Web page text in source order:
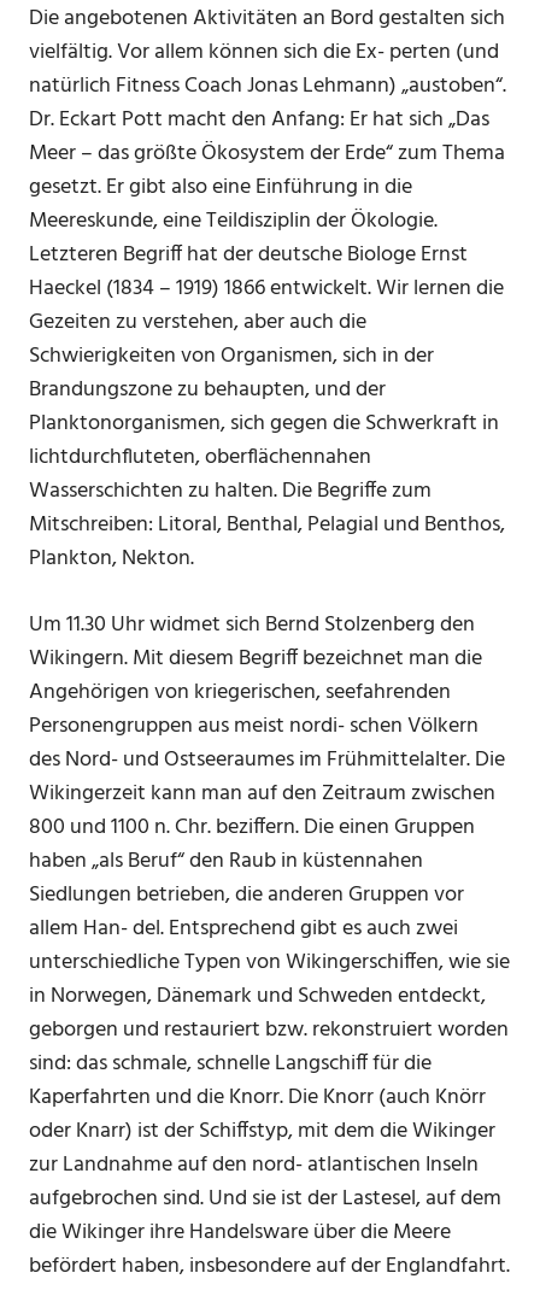
Die angebotenen Aktivitäten an Bord gestalten sich
vielfältig. Vor allem können sich die Ex- perten (und
natürlich Fitness Coach Jonas Lehmann) „austoben“.
Dr. Eckart Pott macht den Anfang: Er hat sich „Das
Meer – das größte Ökosystem der Erde“ zum Thema
gesetzt. Er gibt also eine Einführung in die
Meereskunde, eine Teildisziplin der Ökologie.
Letzteren Begriff hat der deutsche Biologe Ernst
Haeckel (1834 – 1919) 1866 entwickelt. Wir lernen die
Gezeiten zu verstehen, aber auch die
Schwierigkeiten von Organismen, sich in der
Brandungszone zu behaupten, und der
Planktonorganismen, sich gegen die Schwerkraft in
lichtdurchfluteten, oberflächennahen
Wasserschichten zu halten. Die Begriffe zum
Mitschreiben: Litoral, Benthal, Pelagial und Benthos,
Plankton, Nekton.
Um 11.30 Uhr widmet sich Bernd Stolzenberg den
Wikingern. Mit diesem Begriff bezeichnet man die
Angehörigen von kriegerischen, seefahrenden
Personengruppen aus meist nordi- schen Völkern
des Nord- und Ostseeraumes im Frühmittelalter. Die
Wikingerzeit kann man auf den Zeitraum zwischen
800 und 1100 n. Chr. beziffern. Die einen Gruppen
haben „als Beruf“ den Raub in küstennahen
Siedlungen betrieben, die anderen Gruppen vor
allem Han- del. Entsprechend gibt es auch zwei
unterschiedliche Typen von Wikingerschiffen, wie sie
in Norwegen, Dänemark und Schweden entdeckt,
geborgen und restauriert bzw. rekonstruiert worden
sind: das schmale, schnelle Langschiff für die
Kaperfahrten und die Knorr. Die Knorr (auch Knörr
oder Knarr) ist der Schiffstyp, mit dem die Wikinger
zur Landnahme auf den nord- atlantischen Inseln
aufgebrochen sind. Und sie ist der Lastesel, auf dem
die Wikinger ihre Handelsware über die Meere
befördert haben, insbesondere auf der Englandfahrt.